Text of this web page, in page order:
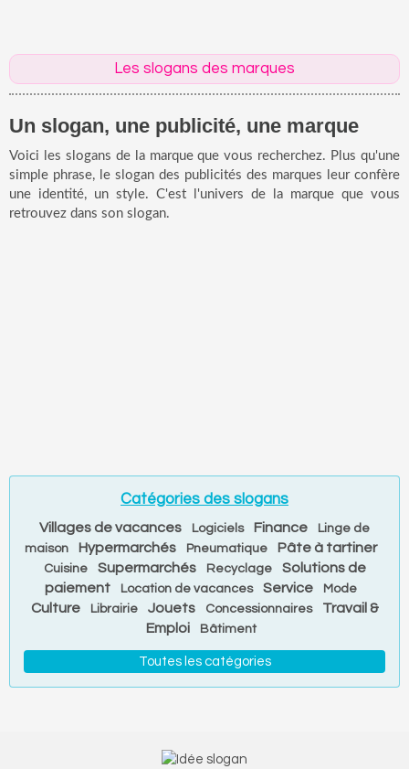
Les slogans des marques
Un slogan, une publicité, une marque
Voici les slogans de la marque que vous recherchez. Plus qu'une
simple phrase, le slogan des publicités des marques leur confère
une identité, un style. C'est l'univers de la marque que vous
retrouvez dans son slogan.
Catégories des slogans
Villages de vacances Logiciels Finance
Linge de
maison
Hypermarchés Pneumatique Pâte à tartiner
Cuisine Supermarchés Recyclage
Solutions de
paiement
Location de vacances Service Mode
Culture Librairie Jouets Concessionnaires
Travail &
Emploi
Bâtiment
Toutes les catégories